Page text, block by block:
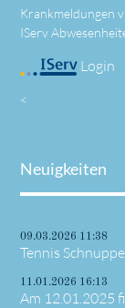
Krankmeldungen
IServ
Login
<
Neuigkeiten
09.03.2026 11:38
Tennis
11.01.2026 16:13
Am 12.01.2025